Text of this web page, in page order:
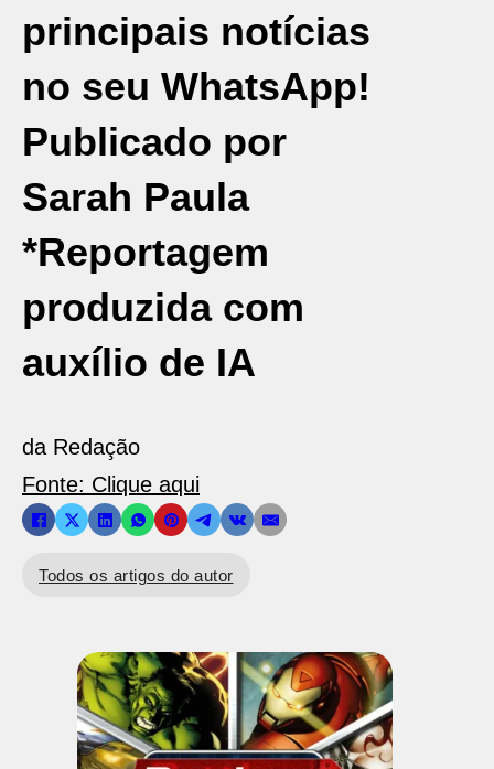
principais notícias
no seu WhatsApp!
Publicado por
Sarah Paula
*Reportagem
produzida com
auxílio de IA
da Redação
Fonte: Clique aqui
Todos os artigos do autor